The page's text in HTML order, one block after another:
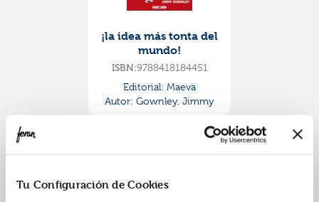
Tu Configuración de Cookies
¡la idea más tonta del
mundo!
ISBN:9788418184451
Editorial: Maeva
Autor: Gownley, Jimmy